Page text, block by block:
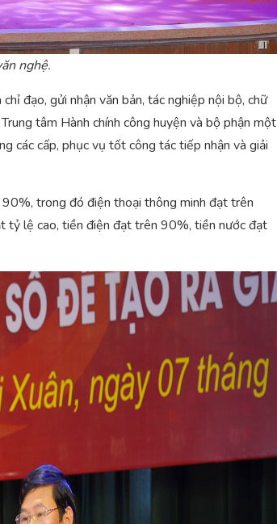
nghệ.
đạo, gửi nhận văn bản, tác nghiệp nội bộ, chữ
tâm Hành chính công huyện và bộ phận một
các cấp, phục vụ tốt công tác tiếp nhận và giải
trong đó điện thoại thông minh đạt trên
tỷ lệ cao, tiền điện đạt trên 90%, tiền nước đạt